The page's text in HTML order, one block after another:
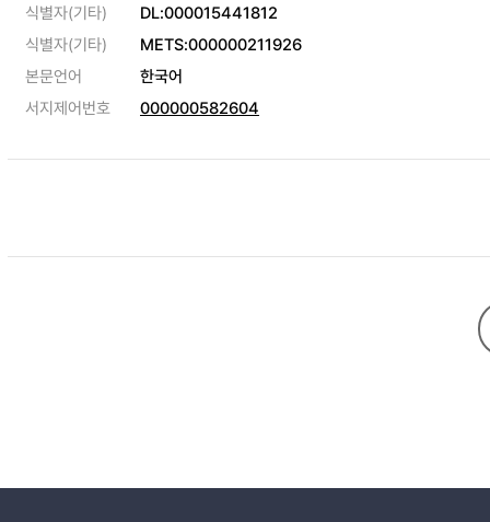
식별자(기타)
DL:000015441812
식별자(기타)
METS:000000211926
본문언어
한국어
서지제어번호
000000582604